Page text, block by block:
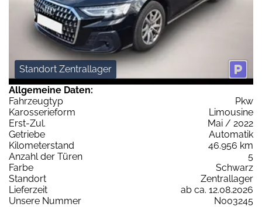
Standort Zentrallager
Allgemeine Daten:
Fahrzeugtyp
Pkw
Karosserieform
Limousine
Erst-Zul.
Mai / 2022
Getriebe
Automatik
Kilometerstand
46.956 km
Anzahl der Türen
5
Farbe
Schwarz
Standort
Zentrallager
Lieferzeit
ab ca. 12.08.2026
Unsere Nummer
N003245